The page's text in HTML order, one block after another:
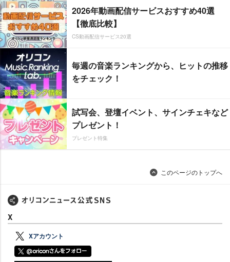
2026年動画配信サービスおすすめ40選
【徹底比較】
CS動画配信サービス20選
毎週の音楽ランキングから、ヒットの推移
をチェック！
試写会、登壇イベント、サインチェキなど
プレゼント！
プレゼント特集
このページのトップへ
X
Xアカウント